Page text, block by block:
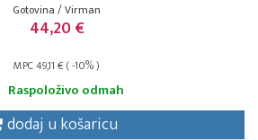
Gotovina / Virman
44,20 €
MPC 49,11 € ( -10% )
Raspoloživo odmah
dodaj u košaricu